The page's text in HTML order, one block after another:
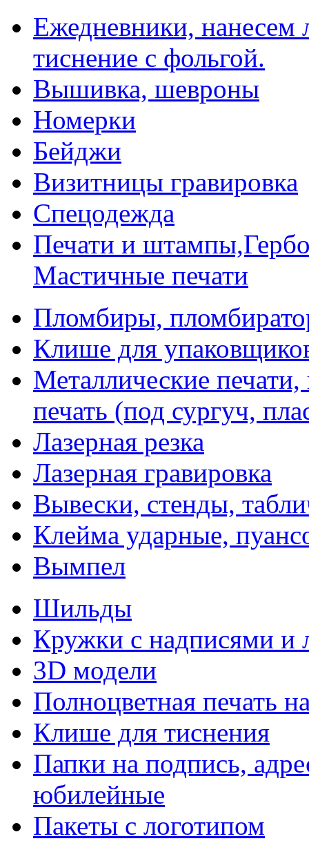
Ежедневники, нанесем
тиснение с фольгой.
Вышивка, шевроны
Номерки
Бейджи
Визитницы гравировка
Спецодежда
Печати и
Мастичные печати
Пломбиры,
Клише для
Металлические
печать (под сургуч,
Лазерная резка
Лазерная гравировка
Вывески, стенды,
Клейма ударные,
Вымпел
Шильды
Кружки с надписями и
3D модели
Полноцветная печать
Клише для тиснения
Папки на подпись,
юбилейные
Пакеты с логотипом